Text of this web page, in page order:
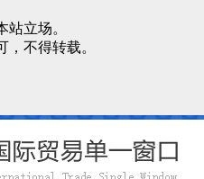
立场。
不得转载。